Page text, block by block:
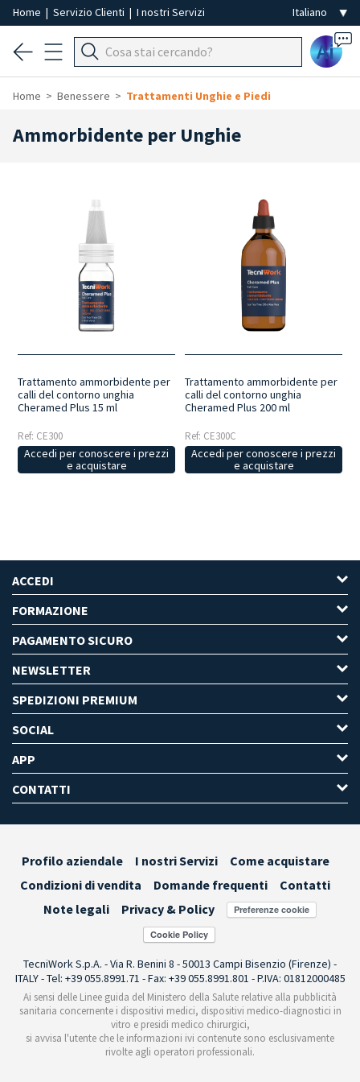
Home | Servizio Clienti | I nostri Servizi
Ai
Home Benessere Trattamenti Unghie e Piedi
Ammorbidente per Unghie
Trattamento ammorbidente per
calli del contorno unghia
Cheramed Plus 15 ml
Ref: CE300
Accedi per conoscere i prezzi
e acquistare
Trattamento ammorbidente per
calli del contorno unghia
Cheramed Plus 200 ml
Ref: CE300C
Accedi per conoscere i prezzi
e acquistare
ACCEDI
FORMAZIONE
PAGAMENTO SICURO
NEWSLETTER
SPEDIZIONI PREMIUM
SOCIAL
APP
CONTATTI
Profilo aziendale I nostri Servizi
Come acquistare
Condizioni di vendita
Domande frequenti
Contatti
Note legali
Privacy & Policy Preferenze cookie
TecniWork S.p.A. - Via R. Benini 8 - 50013 Campi Bisenzio (Firenze) -
ITALY - Tel: +39 055.8991.71 - Fax: +39 055.8991.801 - P.IVA: 01812000485
Ai sensi delle Linee guida del Ministero della Salute relative alla pubblicità
sanitaria concernente i dispositivi medici, dispositivi medico-diagnostici in
vitro e presidi medico chirurgici,
si avvisa l'utente che le informazioni ivi contenute sono esclusivamente
rivolte agli operatori professionali.